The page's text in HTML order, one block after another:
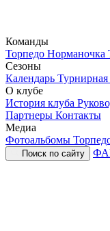
Команды
Торпедо Норманочка
Сезоны
Календарь Турнирная
О клубе
История клуба
Партнеры Контакты
Медиа
Фотоальбомы
Поиск по сайту